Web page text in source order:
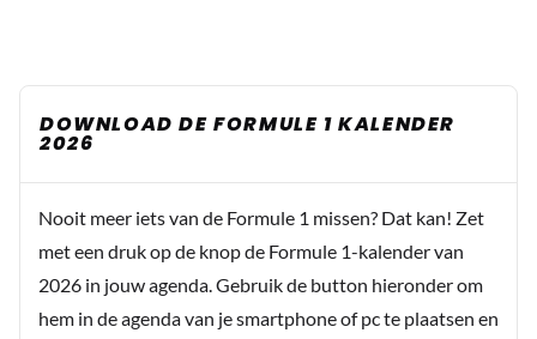
DOWNLOAD DE FORMULE 1 KALENDER
2026
Nooit meer iets van de Formule 1 missen? Dat kan! Zet
met een druk op de knop de Formule 1-kalender van
2026 in jouw agenda. Gebruik de button hieronder om
hem in de agenda van je smartphone of pc te plaatsen en